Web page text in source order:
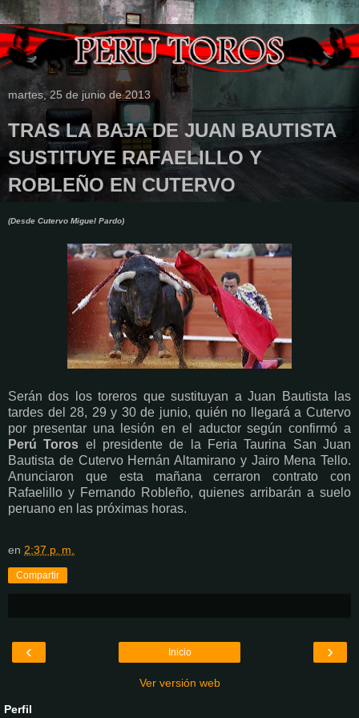
martes, 25 de junio de 2013
TRAS LA BAJA DE JUAN BAUTISTA
SUSTITUYE RAFAELILLO Y
ROBLEÑO EN CUTERVO
(Desde Cutervo Miguel Pardo)
Serán dos los toreros que sustituyan a Juan Bautista las
tardes del 28, 29 y 30 de junio, quién no llegará a Cutervo
por presentar una lesión en el aductor según confirmó a
Perú Toros el presidente de la Feria Taurina San Juan
Bautista de Cutervo Hernán Altamirano y Jairo Mena Tello.
Anunciaron que esta mañana cerraron contrato con
Rafaelillo y Fernando Robleño, quienes arribarán a suelo
peruano en las próximas horas.
en 2:37 p. m.
Compartir
‹ ›
Inicio
Ver versión web
Perfil